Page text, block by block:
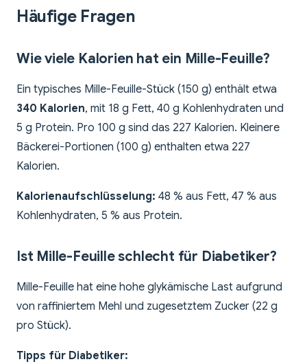
Häufige Fragen
Wie viele Kalorien hat ein Mille-Feuille?
Ein typisches Mille-Feuille-Stück (150 g) enthält etwa
340 Kalorien, mit 18 g Fett, 40 g Kohlenhydraten und
5 g Protein. Pro 100 g sind das 227 Kalorien. Kleinere
Bäckerei-Portionen (100 g) enthalten etwa 227
Kalorien.
Kalorienaufschlüsselung: 48 % aus Fett, 47 % aus
Kohlenhydraten, 5 % aus Protein.
Ist Mille-Feuille schlecht für Diabetiker?
Mille-Feuille hat eine hohe glykämische Last aufgrund
von raffiniertem Mehl und zugesetztem Zucker (22 g
pro Stück).
Tipps für Diabetiker: